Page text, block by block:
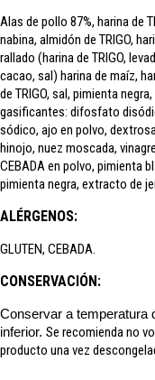
Alas de pollo 87%, harina de
nabina, almidón de TRIGO,
rallado (harina de TRIGO,
cacao, sal) harina de maíz,
de TRIGO, sal, pimienta
gasificantes: difosfato
sódico, ajo en polvo,
hinojo, nuez moscada,
CEBADA en polvo, pimienta
pimienta negra, extracto de
ALÉRGENOS:
GLUTEN, CEBADA.
CONSERVACIÓN:
Conservar a temperatura
inferior. Se recomienda no
producto una vez